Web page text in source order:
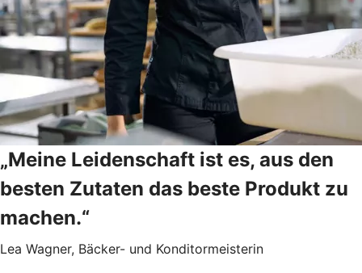
„Meine Leidenschaft ist es, aus den
besten Zutaten das beste Produkt zu
machen.“
Lea Wagner, Bäcker- und Konditormeisterin